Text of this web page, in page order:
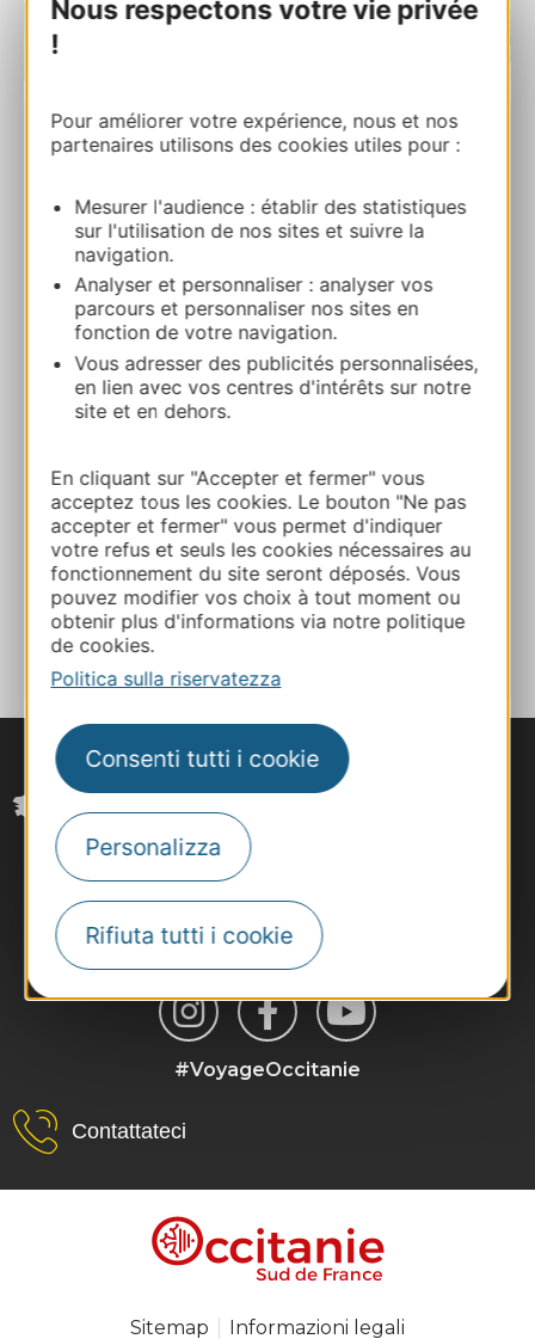
Nous respectons votre vie privée
!
Pour améliorer votre expérience, nous et nos
partenaires utilisons des cookies utiles pour :
Mesurer l'audience : établir des statistiques
sur l'utilisation de nos sites et suivre la
navigation.
Analyser et personnaliser : analyser vos
parcours et personnaliser nos sites en
fonction de votre navigation.
Vous adresser des publicités personnalisées,
en lien avec vos centres d'intérêts sur notre
site et en dehors.
En cliquant sur "Accepter et fermer" vous
acceptez tous les cookies. Le bouton "Ne pas
accepter et fermer" vous permet d'indiquer
votre refus et seuls les cookies nécessaires au
fonctionnement du site seront déposés. Vous
pouvez modifier vos choix à tout moment ou
obtenir plus d'informations via notre politique
de cookies.
Politica sulla riservatezza
Consenti tutti i cookie
Personalizza
Rifiuta tutti i cookie
Magasin de l’Abbaye de Bonneval
Calcola il tuo percorso
+33565442449
E-mail
Facebook
AGGIUNGI
AL TACCUINO
#VoyageOccitanie
Contattateci
Sitemap Informazioni legali